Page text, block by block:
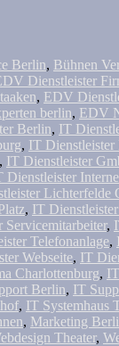
Berlin, Bühnen
Dienstleister
, EDV
berlin, EDV
Berlin, IT
, IT Dienstleister
, IT Dienstleister
Dienstleister
Lichterfelde
, IT
Servicemitarbeiter,
Telefonanlage,
Webseite, IT
Charlottenburg,
Berlin, IT
, IT Systemhaus
, Marketing
Theater,